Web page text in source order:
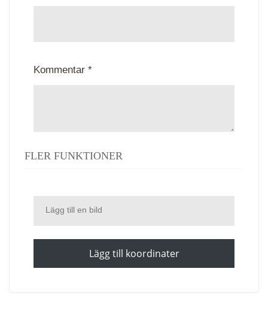
Kommentar *
FLER FUNKTIONER
Lägg till en bild
Lägg till koordinater